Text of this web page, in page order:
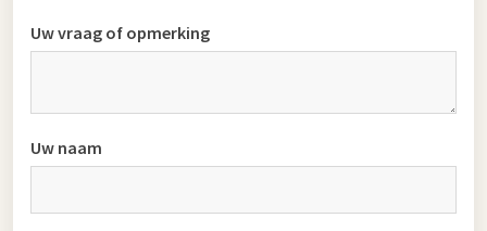
Uw vraag of opmerking
Uw naam